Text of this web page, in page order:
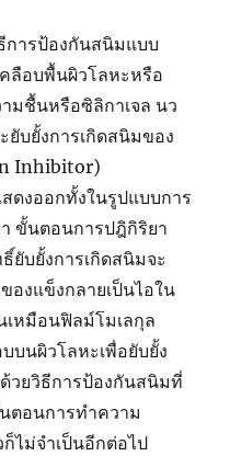
ารป้องกันสนิมแบบ
คลือบพื้นผิวโลหะหรือ
มชื้นหรือซิลิกาเจล นว
บยั้งการเกิดสนิมของ
Inhibitor)
ดงออกทั้งในรูปแบบการ
ขั้นตอนการปฎิกิริยา
ยับยั้งการเกิดสนิมจะ
องแข็งกลายเป็นไอใน
เหมือนฟิลม์โมเลกุล
บนผิวโลหะเพื่อยับยั้ง
วยวิธีการป้องกันสนิมที่
ตอนการทำความ
ไม่จำเป็นอีกต่อไป